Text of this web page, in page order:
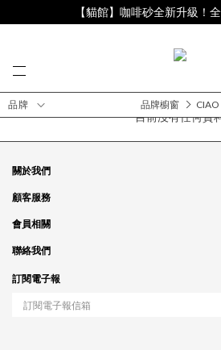
【貓館】咖啡砂全新升級！
品牌 品牌櫥窗 CIAO
目前沒有任何資
關於我們
品牌故事
銷售據點
隱私政策
食品法規
顧客服務
訂單問題
付款問題
配送問題
退貨問題
會員相關
會員制度
紅利制度
聯絡我們
合作相關
工作職缺
訂閱電子報